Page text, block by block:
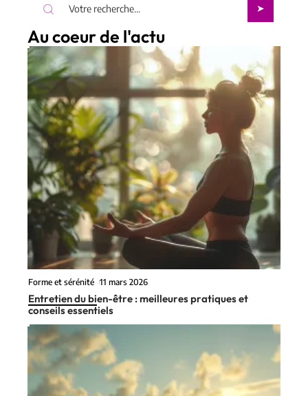
Au coeur de l'actu
Forme et sérénité 11 mars 2026
Entretien du bien-être : meilleures pratiques et
conseils essentiels